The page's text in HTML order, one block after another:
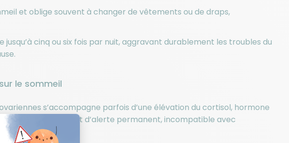
et oblige souvent à changer de vêtements ou de draps,
cinq ou six fois par nuit, aggravant durablement les troubles du
le sommeil
s’accompagne parfois d’une élévation du cortisol, hormone
favorise un état d’alerte permanent, incompatible avec